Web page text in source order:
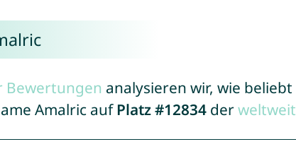
Bewertungen analysieren wir, wie
Amalric auf Platz #12834der